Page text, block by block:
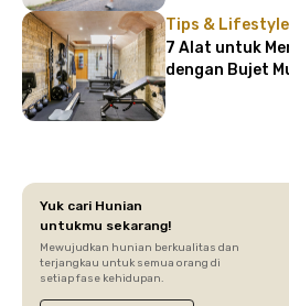
Tips & Lifestyle
7 Alat untuk
dengan Bujet
Yuk cari Hunian
untukmu sekarang!
Mewujudkan hunian berkualitas dan
terjangkau untuk semua orang di
setiap fase kehidupan.